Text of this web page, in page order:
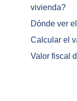
vivienda?
Dónde ver
Calcular el
Valor fiscal